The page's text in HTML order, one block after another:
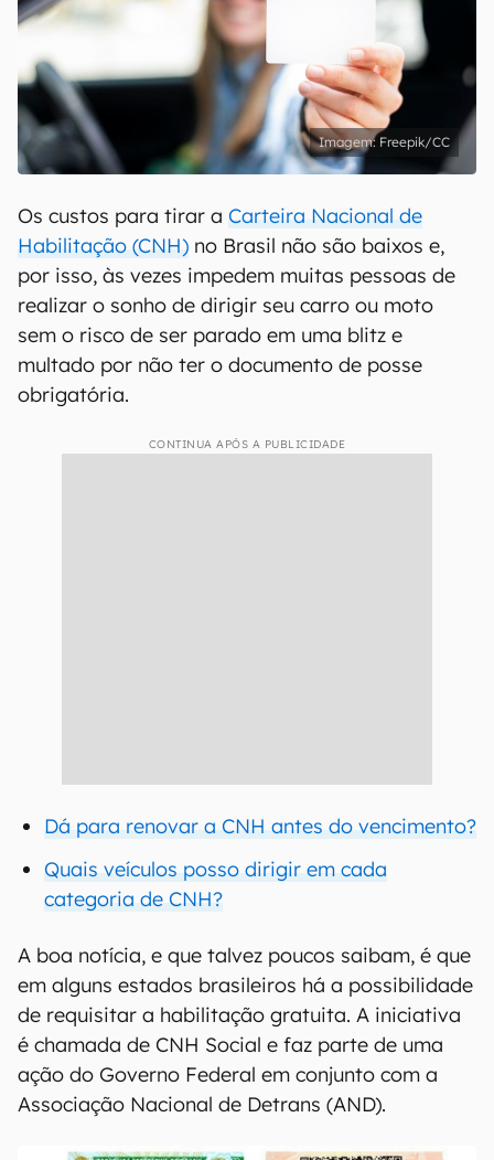
Freepik/CC
Os custos para tirar a Carteira Nacional de
Habilitação (CNH) no Brasil não são baixos e,
por isso, às vezes impedem muitas pessoas de
realizar o sonho de dirigir seu carro ou moto
sem o risco de ser parado em uma blitz e
multado por não ter o documento de posse
obrigatória.
CONTINUA APÓS A PUBLICIDADE
Dá para renovar a CNH antes do vencimento?
Quais veículos posso dirigir em cada
categoria de CNH?
A boa notícia, e que talvez poucos saibam, é que
em alguns estados brasileiros há a possibilidade
de requisitar a habilitação gratuita. A iniciativa
é chamada de CNH Social e faz parte de uma
ação do Governo Federal em conjunto com a
Associação Nacional de Detrans (AND).